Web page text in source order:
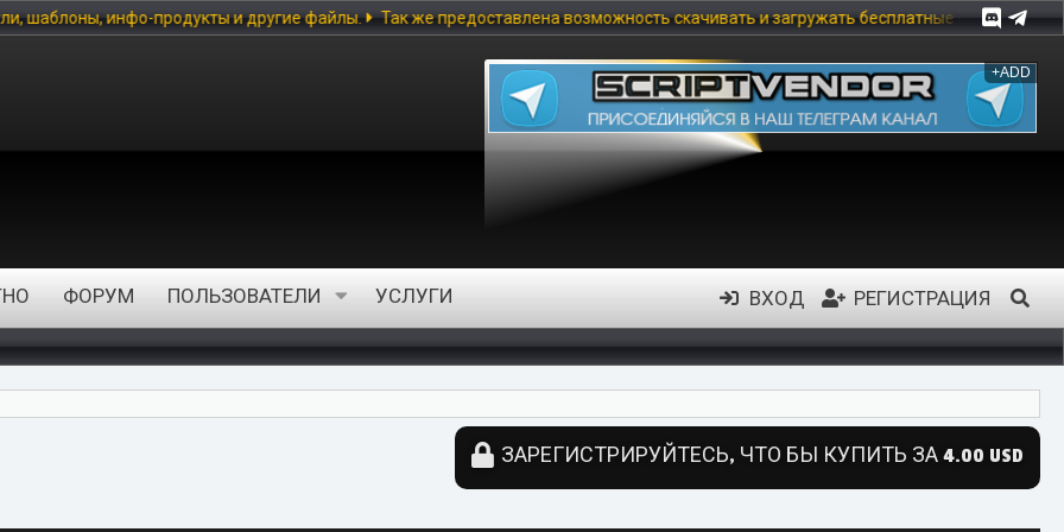
и другие файлы. Так же предоставлена возможность скачивать и загружать бесплатные скрипты. Добавь 5 скриптов и
+ADD
ФОРУМ ПОЛЬЗОВАТЕЛИ УСЛУГИ ВХОД РЕГИСТРАЦИЯ
ЗАРЕГИСТРИРУЙТЕСЬ, ЧТО БЫ КУПИТЬ ЗА 4.00 USD